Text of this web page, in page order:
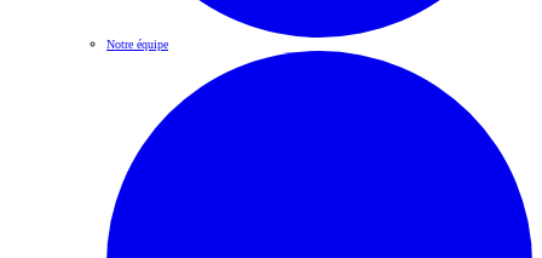
Notre équipe